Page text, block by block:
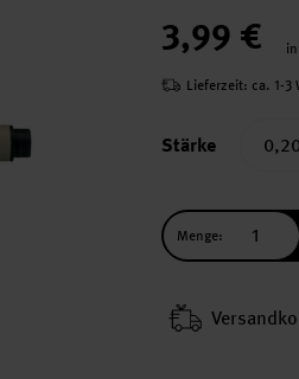
3,99 €
Lieferzeit: ca. 1-3
Stärke
Menge: